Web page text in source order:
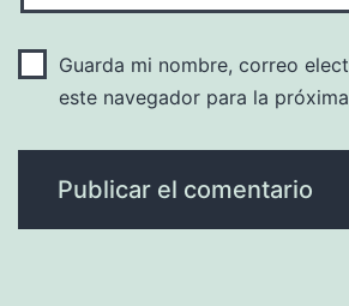
Guarda mi nombre, correo
este navegador para la